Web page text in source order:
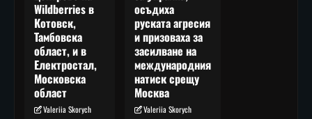
Wildberries в
Котовск,
Тамбовска
област, и в
Електростал,
Московска
област
Valeriia Skorych
осъдиха
руската агресия
и призоваха за
засилване на
международния
натиск срещу
Москва
Valeriia Skorych